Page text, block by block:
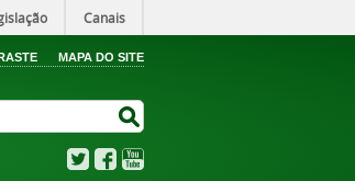
Canais
MAPA DO SITE
TwitterFacebook